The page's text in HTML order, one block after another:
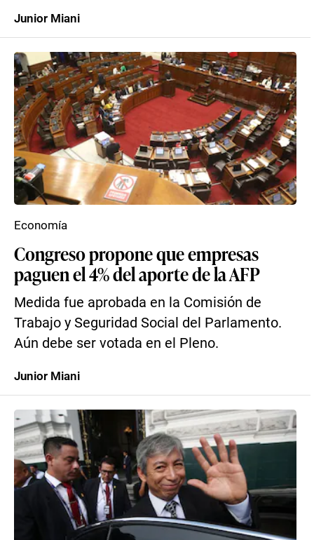
Junior Miani
Congreso propone que empresas
paguen el 4% del aporte de la AFP
Medida fue aprobada en la Comisión de
Trabajo y Seguridad Social del Parlamento.
Aún debe ser votada en el Pleno.
Economía
Junior Miani